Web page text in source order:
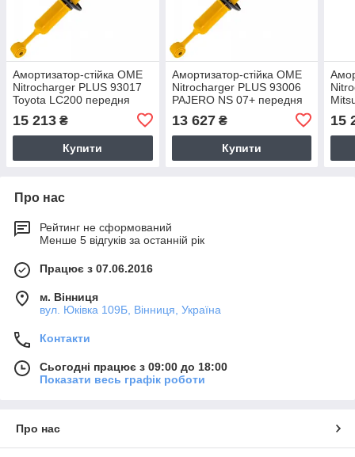
Амортизатор-стійка OME
Nitrocharger PLUS 93017
Toyota LC200 передня
15 213 ₴
Купити
Амортизатор-стійка OME
Nitrocharger PLUS 93006
PAJERO NS 07+ передня
13 627₴
Купити
15
Про нас
Рейтинг не сформований
Менше 5 відгуків за останній рік
Працює з 07.06.2016
м. Вінниця
вул. Юківка 109Б, Вінниця, Україна
Контакти
Сьогодні працює з 09:00 до 18:00
Показати весь графік роботи
Про нас